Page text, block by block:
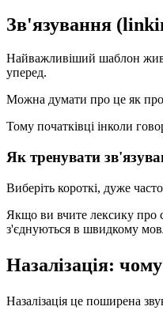
Зв'язування
Найважливіший шаблон
уперед.
Можна думати про це як про
Тому початківці інколи
Як тренувати
Виберіть короткі, дуже
Якщо ви вчите лексику про
з'єднуються в швидкому
Назалізація:
Назалізація це поширена